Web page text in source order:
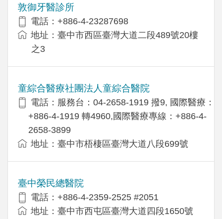
敦御牙醫診所
電話：+886-4-23287698
地址：臺中市西區臺灣大道二段489號20樓
之3
童綜合醫療社團法人童綜合醫院
電話：服務台：04-2658-1919 撥9, 國際醫療：
+886-4-1919 轉4960,國際醫療專線：+886-4-
2658-3899
地址：臺中市梧棲區臺灣大道八段699號
臺中榮民總醫院
電話：+886-4-2359-2525 #2051
地址：臺中市西屯區臺灣大道四段1650號